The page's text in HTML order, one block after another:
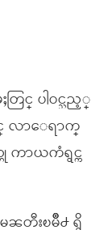
ြင္ ပါဝင္သည့္
လာေရာက္
ကာယကံရွင္က
တီးၿမိဳ႕ ရွိ